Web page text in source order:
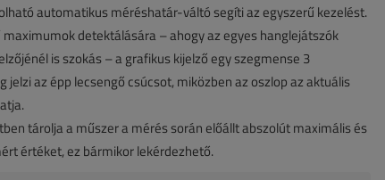
automatikus méréshatár-váltó segíti az egyszerű kezelést.
maximumok detektálására – ahogy az egyes hanglejátszók
is szokás – a grafikus kijelző egy szegmense 3
jelzi az épp lecsengő csúcsot, miközben az oszlop az aktuális
tárolja a műszer a mérés során előállt abszolút maximális és
értéket, ez bármikor lekérdezhető.